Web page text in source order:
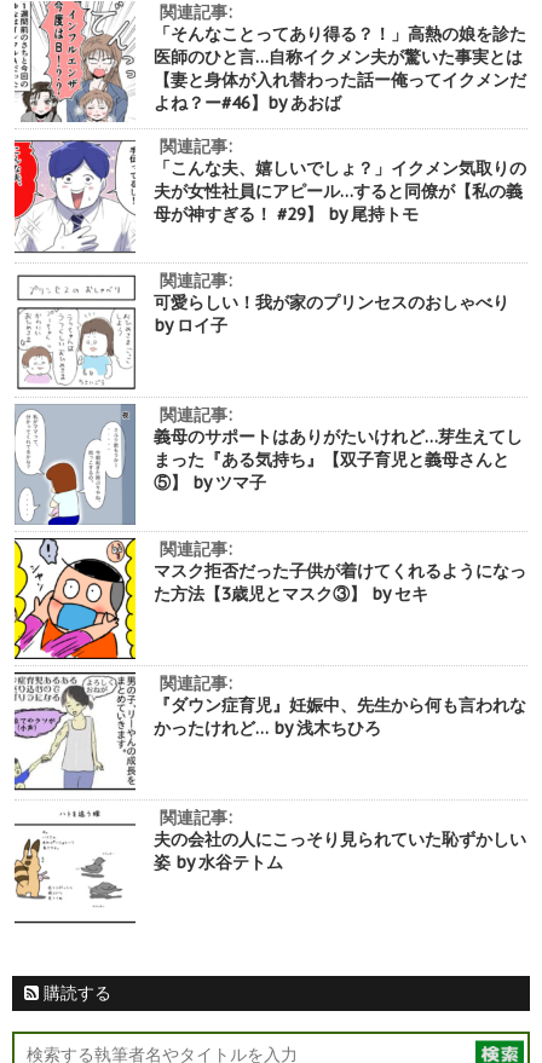
関連記事:
「そんなことってあり得る？！」高熱の娘を診た
医師のひと言…自称イクメン夫が驚いた事実とは
【妻と身体が入れ替わった話ー俺ってイクメンだ
よね？ー#46】by あおば
関連記事:
「こんな夫、嬉しいでしょ？」イクメン気取りの
夫が女性社員にアピール…すると同僚が【私の義
母が神すぎる！ #29】 by 尾持トモ
関連記事:
可愛らしい！我が家のプリンセスのおしゃべり
by ロイ子
関連記事:
義母のサポートはありがたいけれど…芽生えてし
まった『ある気持ち』【双子育児と義母さんと
⑤】 by ツマ子
関連記事:
マスク拒否だった子供が着けてくれるようになっ
た方法【3歳児とマスク③】 by セキ
関連記事:
『ダウン症育児』妊娠中、先生から何も言われな
かったけれど… by 浅木ちひろ
関連記事:
夫の会社の人にこっそり見られていた恥ずかしい
姿 by 水谷テトム
購読する